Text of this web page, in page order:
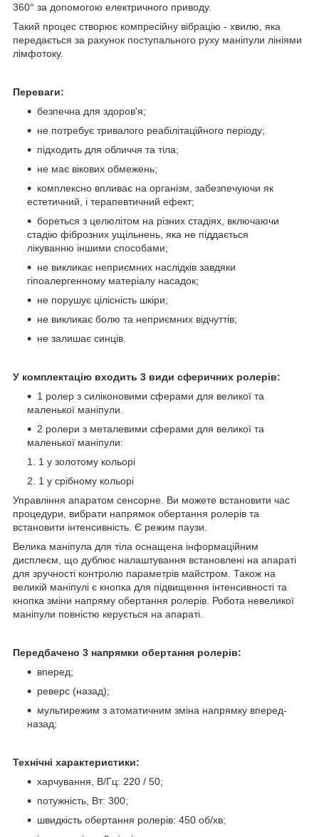
360° за допомогою електричного приводу.
Такий процес створює компресійну вібрацію - хвилю, яка
передається за рахунок поступального руху маніпули лініями
лімфотоку.
Переваги:
безпечна для здоров'я;
не потребує тривалого реабілітаційного періоду;
підходить для обличчя та тіла;
не має вікових обмежень;
комплексно впливає на організм, забезпечуючи як
естетичний, і терапевтичний ефект;
бореться з целюлітом на різних стадіях, включаючи
стадію фіброзних ущільнень, яка не піддається
лікуванню іншими способами;
не викликає неприємних наслідків завдяки
гіпоалергенному матеріалу насадок;
не порушує цілісність шкіри;
не викликає болю та неприємних відчуттів;
не залишає синців.
У комплектацію входить 3 види сферичних ролерів:
1 ролер з силіконовими сферами для великої та
маленької маніпули.
2 ролери з металевими сферами для великої та
маленької маніпули:
1 у золотому кольорі
1 у срібному кольорі
Управління апаратом сенсорне. Ви можете встановити час
процедури, вибрати напрямок обертання ролерів та
встановити інтенсивність. Є режим паузи.
Велика маніпула для тіла оснащена інформаційним
дисплеєм, що дублює налаштування встановлені на апараті
для зручності контролю параметрів майстром. Також на
великій маніпулі є кнопка для підвищення інтенсивності та
кнопка зміни напряму обертання ролерів. Робота невеликої
маніпули повністю керується на апараті.
Передбачено 3 напрямки обертання ролерів:
вперед;
реверс (назад);
мультирежим з атоматичним зміна напрямку вперед-
назад;
Технічні характеристики:
харчування, В/Гц: 220 / 50;
потужність, Вт: 300;
швидкість обертання ролерів: 450 об/хв;